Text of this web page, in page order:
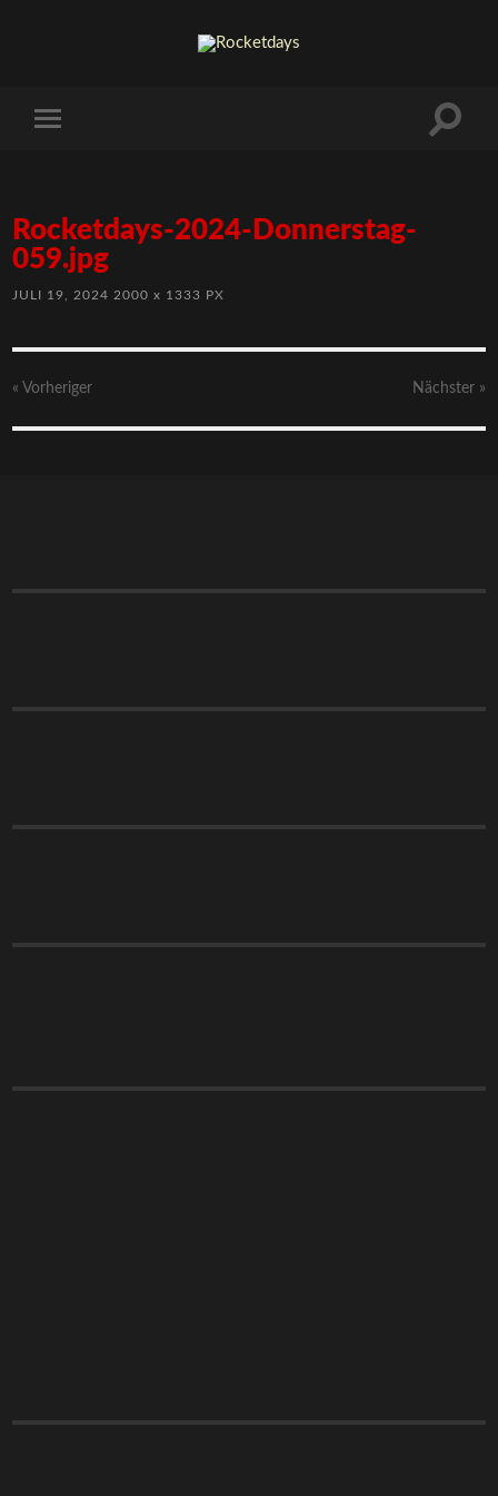
Rocketdays-2024-Donnerstag-
059.jpg
JULI 19, 2024 2000x 1333 PX
« Vorheriger Nächster »